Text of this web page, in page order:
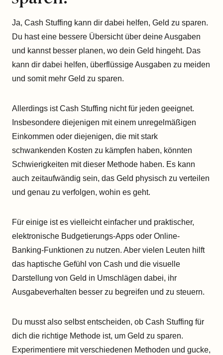
Ja, Cash Stuffing kann dir dabei helfen, Geld zu sparen.
Du hast eine bessere Übersicht über deine Ausgaben
und kannst besser planen, wo dein Geld hingeht. Das
kann dir dabei helfen, überflüssige Ausgaben zu meiden
und somit mehr Geld zu sparen.
Allerdings ist Cash Stuffing nicht für jeden geeignet.
Insbesondere diejenigen mit einem unregelmäßigen
Einkommen oder diejenigen, die mit stark
schwankenden Kosten zu kämpfen haben, könnten
Schwierigkeiten mit dieser Methode haben. Es kann
auch zeitaufwändig sein, das Geld physisch zu verteilen
und genau zu verfolgen, wohin es geht.
Für einige ist es vielleicht einfacher und praktischer,
elektronische Budgetierungs-Apps oder Online-
Banking-Funktionen zu nutzen. Aber vielen Leuten hilft
das haptische Gefühl von Cash und die visuelle
Darstellung von Geld in Umschlägen dabei, ihr
Ausgabeverhalten besser zu begreifen und zu steuern.
Du musst also selbst entscheiden, ob Cash Stuffing für
dich die richtige Methode ist, um Geld zu sparen.
Experimentiere mit verschiedenen Methoden und gucke,